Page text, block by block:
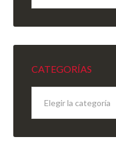
sitio
CATEGORÍAS